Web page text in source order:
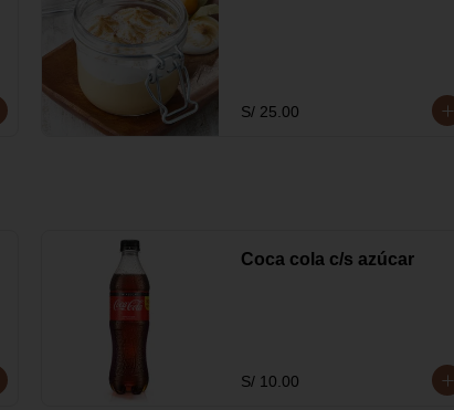
S/ 25.00
Coca cola c/s azúcar
S/ 10.00